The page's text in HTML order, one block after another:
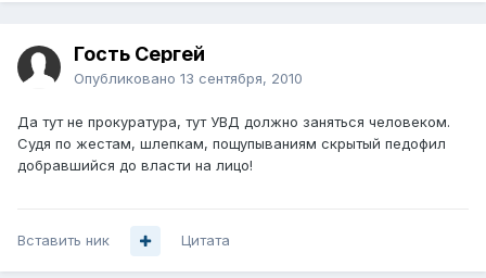
Гость Сергей
Опубликовано 13 сентября, 2010
Да тут не прокуратура, тут УВД должно заняться человеком.
Судя по жестам, шлепкам, пощупываниям скрытый педофил
добравшийся до власти на лицо!
Вставить ник Цитата